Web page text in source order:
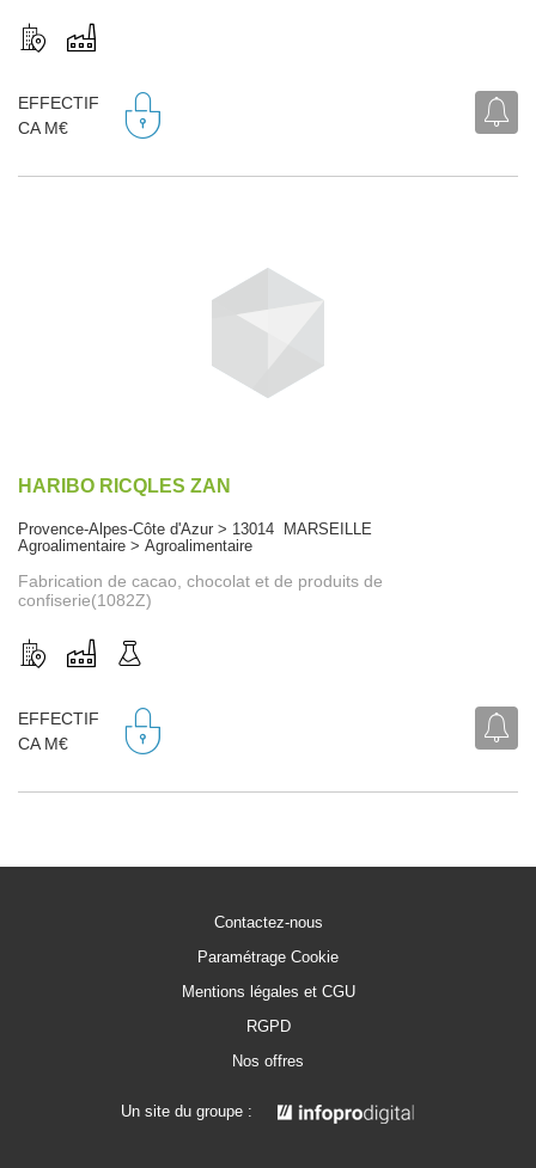
EFFECTIF
CA M€
HARIBO RICQLES ZAN
Provence-Alpes-Côte d'Azur > 13014 MARSEILLE
Agroalimentaire > Agroalimentaire
Fabrication de cacao, chocolat et de produits de
confiserie(1082Z)
EFFECTIF
CA M€
Contactez-nous
Paramétrage Cookie
Mentions légales et CGU
RGPD
Nos offres
Un site du groupe :